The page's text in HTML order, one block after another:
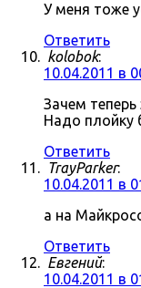
У меня тоже
Ответить
kolobok:
10.04.2011 в
Зачем теперь
Надо плойку
Ответить
TrayParker:
10.04.2011 в
а на
Ответить
Евгений:
10.04.2011 в